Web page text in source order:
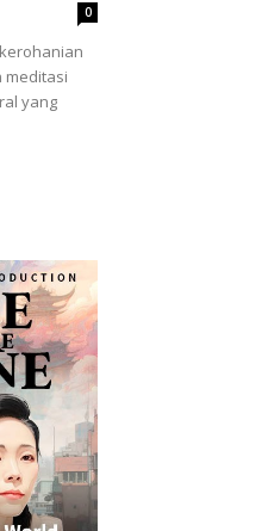
0
meditasi
yang